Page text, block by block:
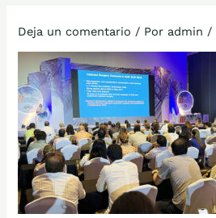
Deja un comentario / Por admin /